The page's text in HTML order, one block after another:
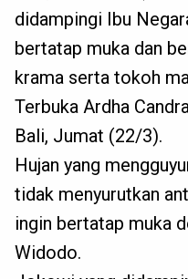
didampingi Ibu
bertatap muka dan
krama serta tokoh
Terbuka Ardha
Bali, Jumat (22/3).
Hujan yang
tidak menyurutkan
ingin bertatap muka
Widodo.